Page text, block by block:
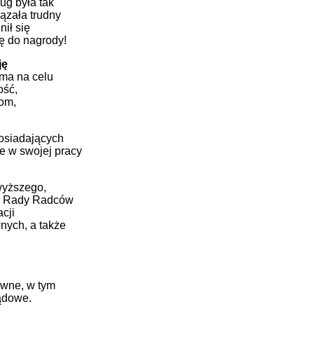
była tak
trudny
się
do nagrody!
ma na celu
w swojej pracy
Rady Radców
a także
w tym